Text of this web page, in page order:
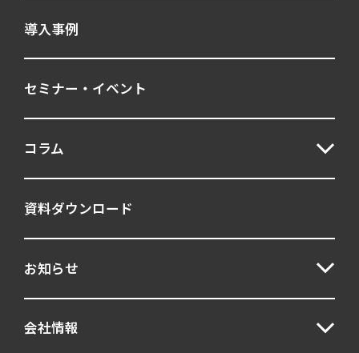
導入事例
セミナー・イベント
コラム
資料ダウンロード
お知らせ
会社情報